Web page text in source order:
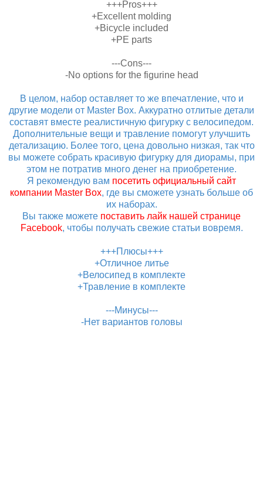
+++Pros+++
+Excellent molding
+Bicycle included
+PE parts
---Cons---
-No options for the figurine head
В целом, набор оставляет то же впечатление, что и
другие модели от Master Box. Аккуратно отлитые детали
составят вместе реалистичную фигурку с велосипедом.
Дополнительные вещи и травление помогут улучшить
детализацию. Более того, цена довольно низкая, так что
вы можете собрать красивую фигурку для диорамы, при
этом не потратив много денег на приобретение.
Я рекомендую вам посетить официальный сайт
компании Master Box, где вы сможете узнать больше об
их наборах.
Вы также можете поставить лайк нашей странице
Facebook, чтобы получать свежие статьи вовремя.
+++Плюсы+++
+Отличное литье
+Велосипед в комплекте
+Травление в комплекте
---Минусы---
-Нет вариантов головы